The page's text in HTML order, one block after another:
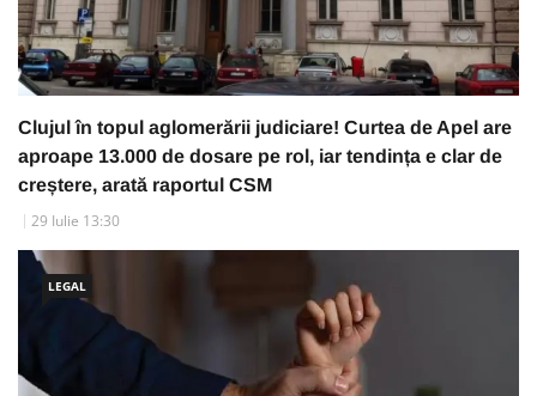
Clujul în topul aglomerării judiciare! Curtea de Apel are
aproape 13.000 de dosare pe rol, iar tendința e clar de
creștere, arată raportul CSM
29 Iulie 13:30
LEGAL